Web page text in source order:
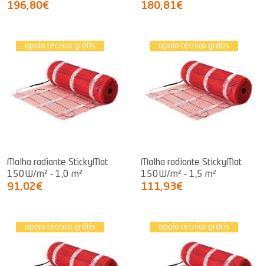
196,80€ 180,81€
apoio técnico grátis
Malha radiante StickyMat
150W/m² - 1,0 m²
91,02€
apoio técnico grátis
Malha radiante StickyMat
150W/m² - 1,5 m²
111,93€
apoio técnico grátis apoio técnico grátis